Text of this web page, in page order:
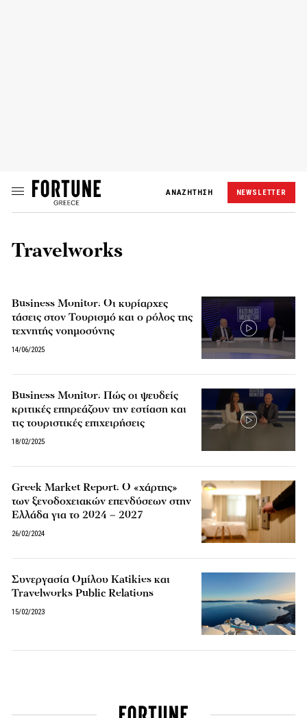
ΑΝΑΖΗΤΗΣΗ NEWSLETTER
Travelworks
Business Monitor: Οι κυρίαρχες
τάσεις στον Τουρισμό και ο ρόλος της
τεχνητής νοημοσύνης
14/06/2025
Business Monitor: Πώς οι ψευδείς
κριτικές επηρεάζουν την εστίαση και
τις τουριστικές επιχειρήσεις
18/02/2025
Greek Market Report: Ο «χάρτης»
των ξενοδοχειακών επενδύσεων στην
Ελλάδα για το 2024 – 2027
26/02/2024
Συνεργασία Ομίλου Katikies και
Travelworks Public Relations
15/02/2023